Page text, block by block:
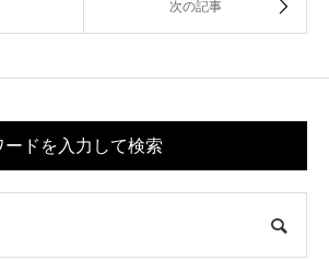
ドを入力して検索